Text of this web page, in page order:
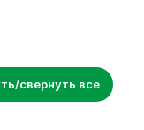
свернуть все